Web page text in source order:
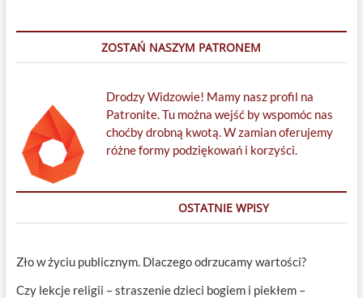
ZOSTAŃ NASZYM PATRONEM
Drodzy Widzowie! Mamy nasz profil na
Patronite. Tu można wejść by wspomóc nas
choćby drobną kwotą. W zamian oferujemy
różne formy podziękowań i korzyści.
OSTATNIE WPISY
Zło w życiu publicznym. Dlaczego odrzucamy wartości?
Czy lekcje religii – straszenie dzieci bogiem i piekłem –